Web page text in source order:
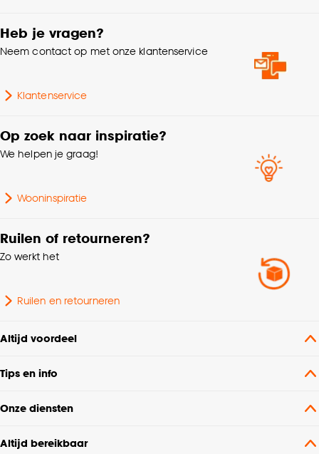
Heb je vragen?
Neem contact op met onze klantenservice
Klantenservice
Op zoek naar inspiratie?
We helpen je graag!
Wooninspiratie
Ruilen of retourneren?
Zo werkt het
Ruilen en retourneren
Altijd voordeel
Tips en info
Onze diensten
Altijd bereikbaar